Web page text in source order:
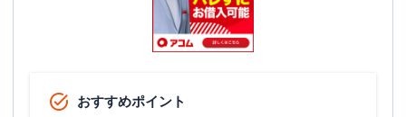
おすすめポイント